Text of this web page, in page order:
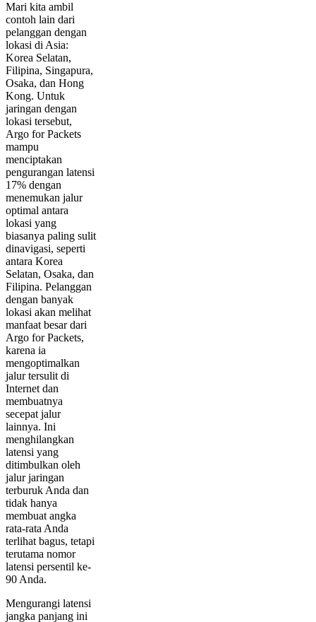
Mari kita ambil
contoh lain dari
pelanggan dengan
lokasi di Asia:
Korea Selatan,
Filipina, Singapura,
Osaka, dan Hong
Kong. Untuk
jaringan dengan
lokasi tersebut,
Argo for Packets
mampu
menciptakan
pengurangan latensi
17% dengan
menemukan jalur
optimal antara
lokasi yang
biasanya paling sulit
dinavigasi, seperti
antara Korea
Selatan, Osaka, dan
Filipina. Pelanggan
dengan banyak
lokasi akan melihat
manfaat besar dari
Argo for Packets,
karena ia
mengoptimalkan
jalur tersulit di
Internet dan
membuatnya
secepat jalur
lainnya. Ini
menghilangkan
latensi yang
ditimbulkan oleh
jalur jaringan
terburuk Anda dan
tidak hanya
membuat angka
rata-rata Anda
terlihat bagus, tetapi
terutama nomor
latensi persentil ke-
90 Anda.
Mengurangi latensi
jangka panjang ini